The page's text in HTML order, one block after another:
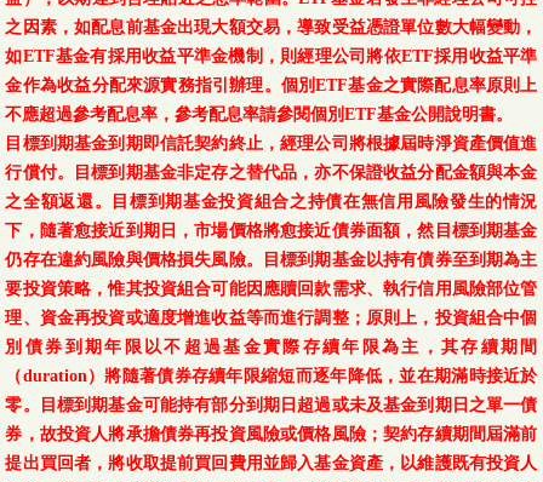
之因素，如配息前基金出現大額交易，導致受益憑證單位數大幅變動，
如ETF基金有採用收益平準金機制，則經理公司將依ETF採用收益平準
金作為收益分配來源實務指引辦理。個別ETF基金之實際配息率原則上
不應超過參考配息率，參考配息率請參閱個別ETF基金公開說明書。
目標到期基金到期即信託契約終止，經理公司將根據屆時淨資產價值進
行償付。目標到期基金非定存之替代品，亦不保證收益分配金額與本金
之全額返還。目標到期基金投資組合之持債在無信用風險發生的情況
下，隨著愈接近到期日，市場價格將愈接近債券面額，然目標到期基金
仍存在違約風險與價格損失風險。目標到期基金以持有債券至到期為主
要投資策略，惟其投資組合可能因應贖回款需求、執行信用風險部位管
理、資金再投資或適度增進收益等而進行調整；原則上，投資組合中個
別債券到期年限以不超過基金實際存續年限為主，其存續期間
（duration）將隨著債券存續年限縮短而逐年降低，並在期滿時接近於
零。目標到期基金可能持有部分到期日超過或未及基金到期日之單一債
券，故投資人將承擔債券再投資風險或價格風險；契約存續期間屆滿前
提出買回者，將收取提前買回費用並歸入基金資產，以維護既有投資人